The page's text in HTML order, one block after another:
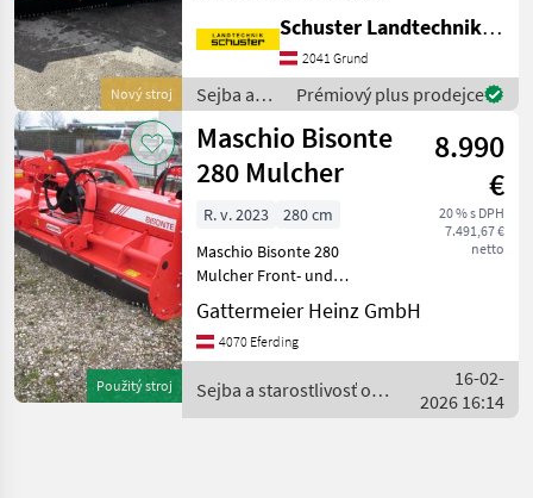
Nový stroj
Seitenverschiebung, ca.
Dreipunktbock Kat II
Getriebe 1000 UpM mit
integri
Schuster Landtechnik Grund
2041 Grund
Sejba a
starostlivosť
o plodinu
/ Maschio
Prémiový plus prodejce
Použitý stroj
Maschio Bisonte
280 Mulcher
8.990
€
20 % s DPH
7.491,67 €
netto
R. v. 2023
280 cm
Maschio Bisonte 280
Mulcher Front- und
Heckanbau mit
Gelenkwelle, Kufen, 24
Hämmer, vordere
Stützwalze, hydr.
Seitenverstellung (400
Gattermeier Heinz GmbH
4070 Eferding
Sejba a starostlivosť o
plodinu / Maschio
16-02-
2026 16:14